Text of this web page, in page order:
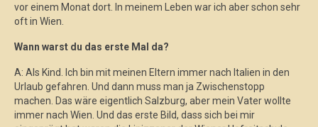
vor einem Monat dort. In meinem Leben war ich aber schon sehr
oft in Wien.
Wann warst du das erste Mal da?
A: Als Kind. Ich bin mit meinen Eltern immer nach Italien in den
Urlaub gefahren. Und dann muss man ja Zwischenstopp
machen. Das wäre eigentlich Salzburg, aber mein Vater wollte
immer nach Wien. Und das erste Bild, dass sich bei mir